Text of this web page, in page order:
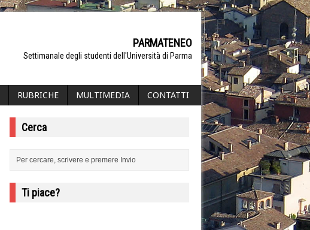
PARMATENEO
Settimanale degli studenti dell'Università di Parma
RUBRICHE MULTIMEDIA CONTATTI
Cerca
Ti piace?